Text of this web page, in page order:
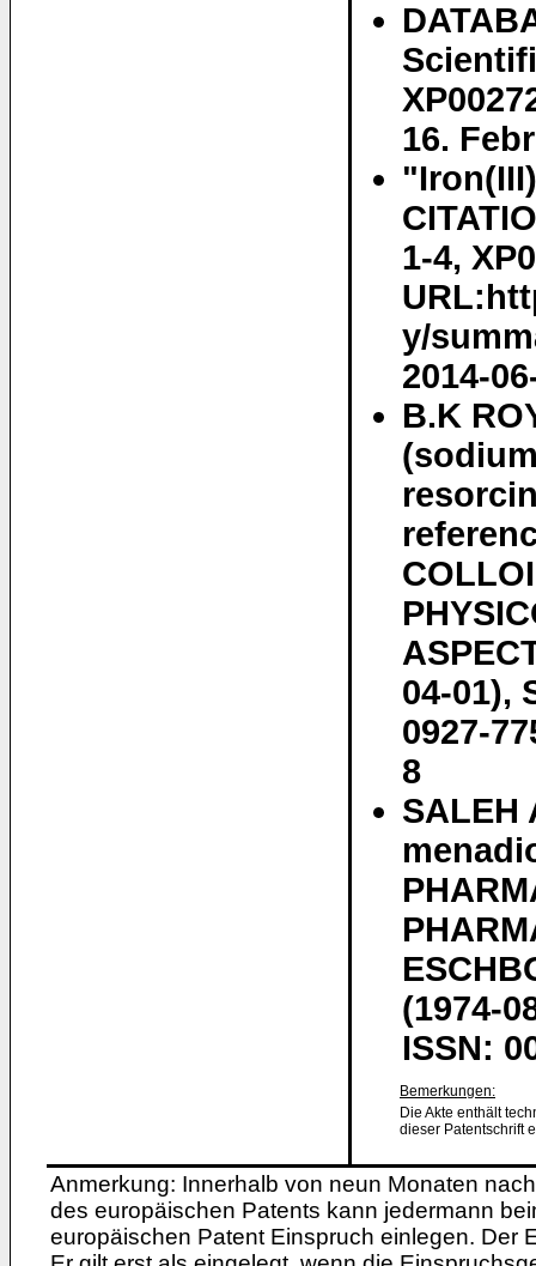
16.
1-4,
y/
2014-
B.K
04-01),
0927-
8
SALEH
(1974-
ISSN:
Bemerkungen:
Die Akte enthält
dieser Patentschrift
Anmerkung: Innerhalb von neun Monaten
des europäischen Patents kann jedermann
europäischen Patent Einspruch einlegen. Der